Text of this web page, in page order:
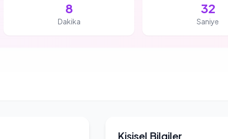
8
Dakika
31
Saniye
Kişisel Bilgiler